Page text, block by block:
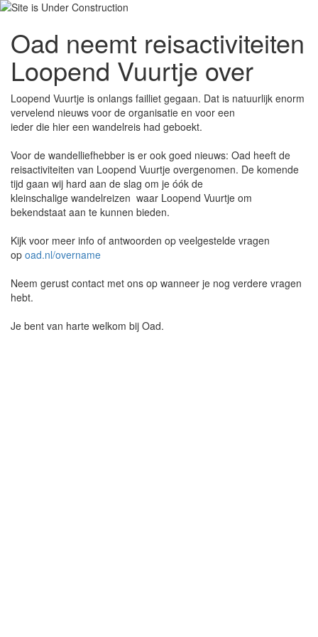
Oad neemt reisactiviteiten
Loopend Vuurtje over
Loopend Vuurtje is onlangs failliet gegaan. Dat is natuurlijk enorm
vervelend nieuws voor de organisatie en voor een
ieder die hier een wandelreis had geboekt.
Voor de wandelliefhebber is er ook goed nieuws: Oad heeft de
reisactiviteiten van Loopend Vuurtje overgenomen. De komende
tijd gaan wij hard aan de slag om je óók de
kleinschalige wandelreizen waar Loopend Vuurtje om
bekendstaat aan te kunnen bieden.
Kijk voor meer info of antwoorden op veelgestelde vragen
op oad.nl/overname
Neem gerust contact met ons op wanneer je nog verdere vragen
hebt.
Je bent van harte welkom bij Oad.